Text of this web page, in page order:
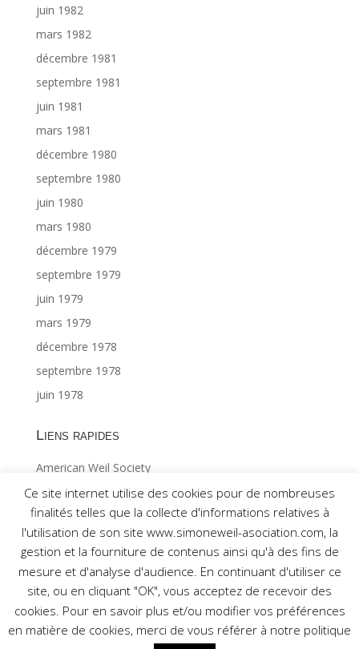
juin 1982
mars 1982
décembre 1981
septembre 1981
juin 1981
mars 1981
décembre 1980
septembre 1980
juin 1980
mars 1980
décembre 1979
septembre 1979
juin 1979
mars 1979
décembre 1978
septembre 1978
juin 1978
Liens rapides
American Weil Society
Index général ©Gabriël MAES 1/2
Index général ©Gabriël MAES 2/2
Réalisé par Association pour l'étude de la pensée de
Simone Weil © 2017 - Mentions légales -Nous
Ce site internet utilise des cookies pour de nombreuses
finalités telles que la collecte d'informations relatives à
l'utilisation de son site www.simoneweil-asociation.com, la
gestion et la fourniture de contenus ainsi qu'à des fins de
mesure et d'analyse d'audience. En continuant d'utiliser ce
site, ou en cliquant "OK", vous acceptez de recevoir des
cookies. Pour en savoir plus et/ou modifier vos préférences
en matière de cookies, merci de vous référer à notre politique